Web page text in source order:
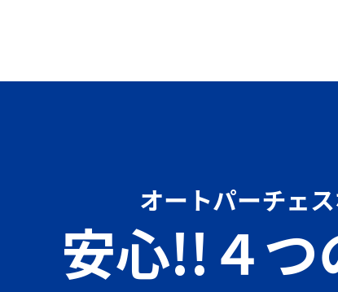
オートパーチェ
安心!!４つ